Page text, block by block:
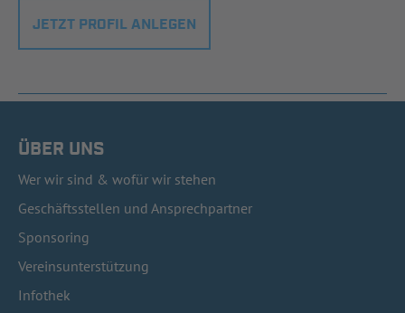
JETZT PROFIL ANLEGEN
ÜBER UNS
Wer wir sind & wofür wir stehen
Geschäftsstellen und Ansprechpartner
Sponsoring
Vereinsunterstützung
Infothek